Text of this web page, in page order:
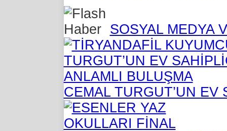
SOSYAL MEDYA
CEMAL TURGUT’UN EV